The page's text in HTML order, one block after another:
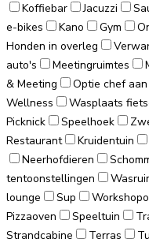
Koffiebar
Jacuzzi
e-bikes
Kano Gym
Honden in overleg
auto's
Meetingruimtes
& Meeting
Optie chef
Wellness
Wasplaats
Picknick
Speelhoek
Restaurant
Kruidentuin
Neerhofdieren
tentoonstellingen
lounge
Sup
Pizzaoven
Speeltuin
Strandcabine
Terras